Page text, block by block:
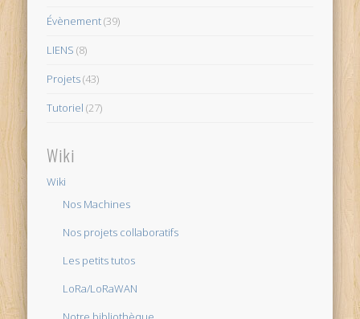
Évènement(39)
LIENS (8)
Projets(43)
Tutoriel (27)
Wiki
Wiki
Nos Machines
Nos projets collaboratifs
Les petits tutos
LoRa/LoRaWAN